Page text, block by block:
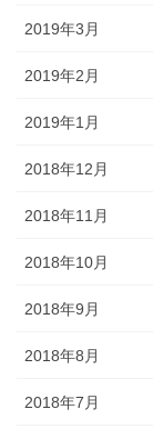
2019年3月
2019年2月
2019年1月
2018年12月
2018年11月
2018年10月
2018年9月
2018年8月
2018年7月